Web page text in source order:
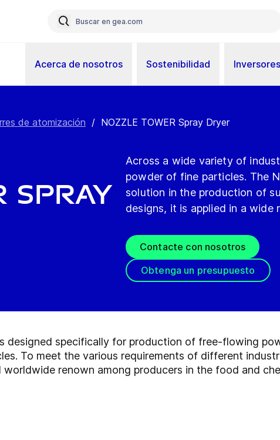
Acerca de nosotros Sostenibilidad Inversores
de atomización / NOZZLE TOWER Spray Dryer
Spray
Across a wide variety of
powder of fine particles. The
solution in the production of
designs, it is applied in a wide
Contacte con nosotros
Obtenga un presupuesto
designed specifically for production of free-flowing
To meet the various requirements of different
renown among producers in the food and